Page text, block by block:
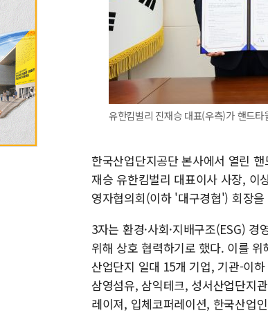
유한킴벌리 진재승 대표(우측)가 핸드
한국산업단지공단 본사에서 열린
재승 유한킴벌리 대표이사 사장, 이
영자협의회(이하 '대구경협') 회장
3자는 환경·사회·지배구조(ESG)
위해 상호 협력하기로 했다. 이를
산업단지 일대 15개 기업, 기관-이
삼영섬유, 삼익테크, 성서산업단지
레이져, 입체코퍼레이션, 한국산업